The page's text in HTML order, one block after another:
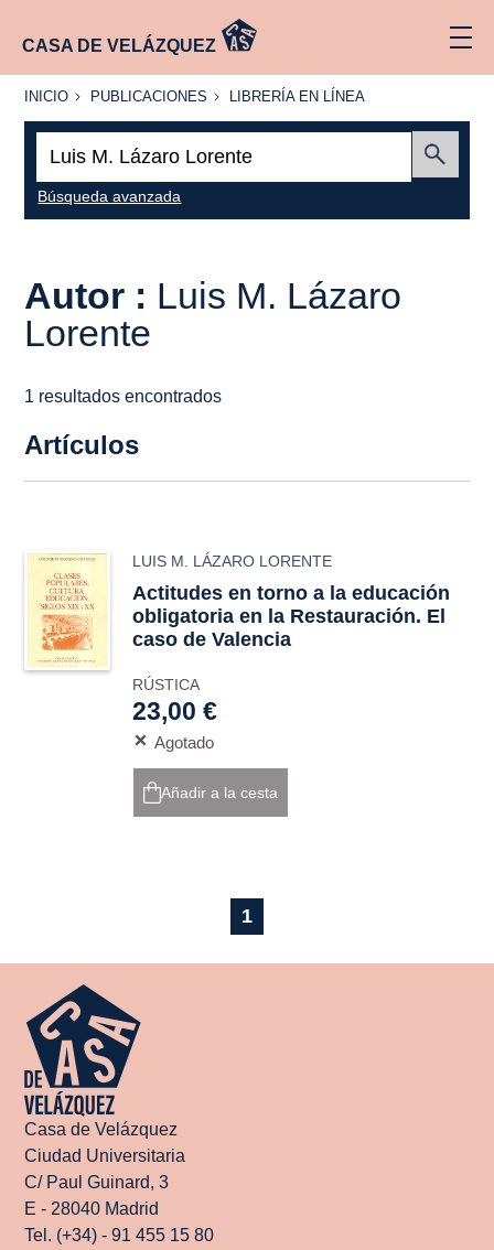
CASA DE VELÁZQUEZ
INICIO
INICIO PUBLICACIONES
PUBLICACIONES
LIBRERÍA
LÍNEA
LIBRERÍA EN LÍNEA
Búsqueda avanzada
Autor : Luis M. Lázaro
Lorente
1 resultados encontrados
Artículos
LUIS M. LÁZARO LORENTE
Actitudes en torno a la educación
obligatoria en la Restauración. El
caso de Valencia
RÚSTICA
23,00 €
Agotado
Añadir a la cesta
1
Casa de Velázquez
Ciudad Universitaria
C/ Paul Guinard, 3
E - 28040 Madrid
Tel. (+34) - 91 455 15 80